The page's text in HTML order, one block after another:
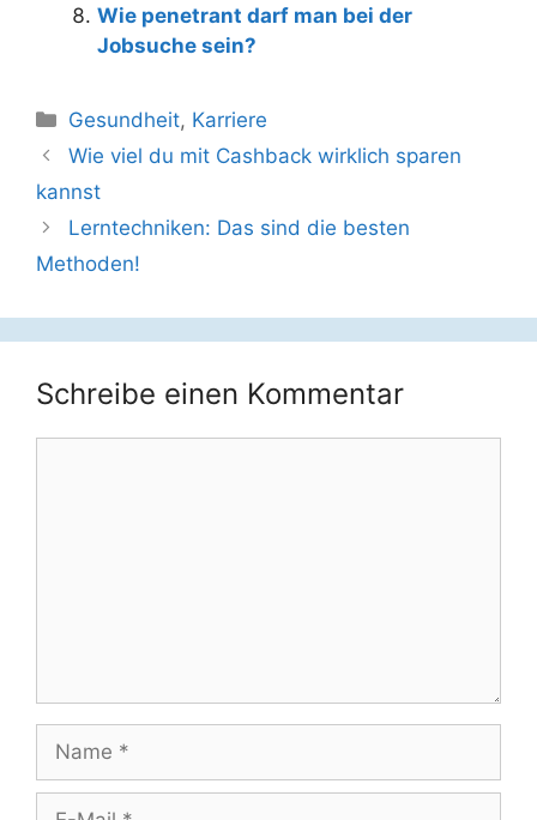
Wie penetrant darf man bei der
Jobsuche sein?
Kategorien
Gesundheit, Karriere
Beitrags-
Navigation
Wie viel du mit Cashback wirklich sparen
kannst
Lerntechniken: Das sind die besten
Methoden!
Schreibe einen Kommentar
Name